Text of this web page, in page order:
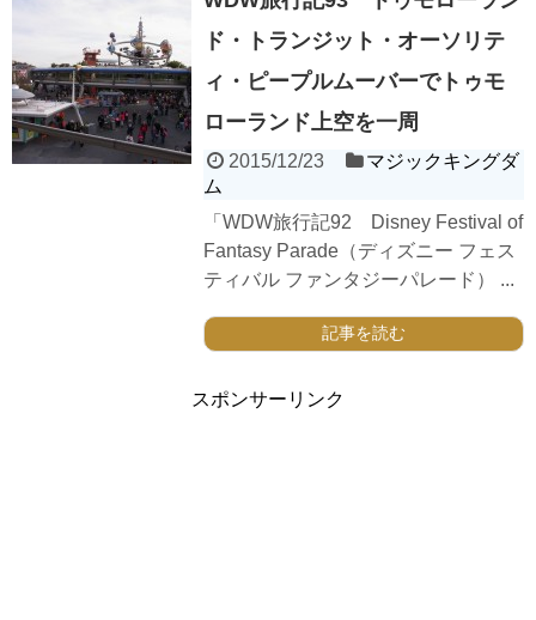
ド・トランジット・オーソリテ
ィ・ピープルムーバーでトゥモ
ローランド上空を一周
2015/12/23
マジックキングダ
ム
「WDW旅行記92 Disney Festival of
Fantasy Parade（ディズニー フェス
ティバル ファンタジーパレード） ...
記事を読む
スポンサーリンク